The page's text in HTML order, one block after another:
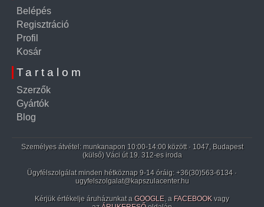
Belépés
Regisztráció
Profil
Kosár
Tartalom
Szerzők
Gyártók
Blog
Személyes átvétel: munkanapon 10:00-14:00 között · 1047, Budapest
(külső) Váci út 19. 312-es iroda
Ügyfélszolgálat minden hétköznap 9-14 óráig: +36(30)563-6134 ·
ugyfelszolgalat@kapszulacenter.hu
Kérjük értékelje áruházunkat a GOOGLE, a FACEBOOK vagy